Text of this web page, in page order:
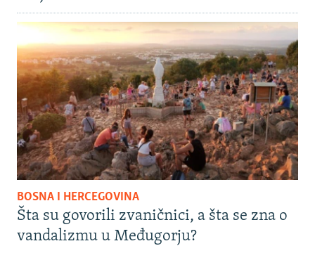
BOSNA I HERCEGOVINA
Šta su govorili zvaničnici, a šta se zna o
vandalizmu u Međugorju?